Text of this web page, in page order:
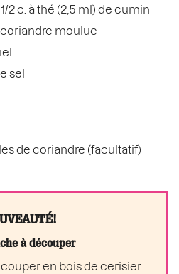
2 c. à thé (2,5 ml) de cumin
coriandre moulue
sel
de coriandre (facultatif)
à découper
en bois de cerisier